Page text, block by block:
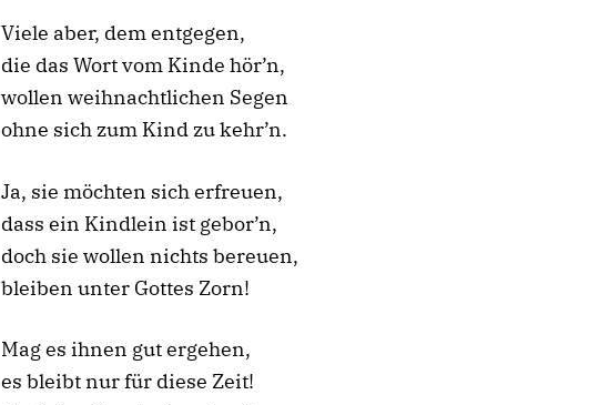
Viele aber, dem entgegen,
die das Wort vom Kinde hör’n,
wollen weihnachtlichen Segen
ohne sich zum Kind zu kehr’n.
Ja, sie möchten sich erfreuen,
dass ein Kindlein ist gebor’n,
doch sie wollen nichts bereuen,
bleiben unter Gottes Zorn!
Mag es ihnen gut ergehen,
es bleibt nur für diese Zeit!